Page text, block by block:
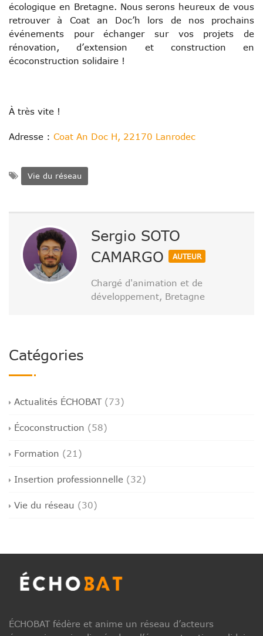
écologique en Bretagne. Nous serons heureux de vous
retrouver à Coat an Doc’h lors de nos prochains
événements pour échanger sur vos projets de
rénovation, d’extension et construction en
écoconstruction solidaire !
À très vite !
Adresse : Coat An Doc H, 22170 Lanrodec
Vie du réseau
Sergio SOTO
CAMARGO
AUTEUR
Chargé d'animation et de
développement, Bretagne
Catégories
Actualités ÉCHOBAT(73)
Écoconstruction (58)
Formation (21)
Insertion professionnelle (32)
Vie du réseau (30)
ÉCHOBAT fédère et anime un réseau d’acteurs